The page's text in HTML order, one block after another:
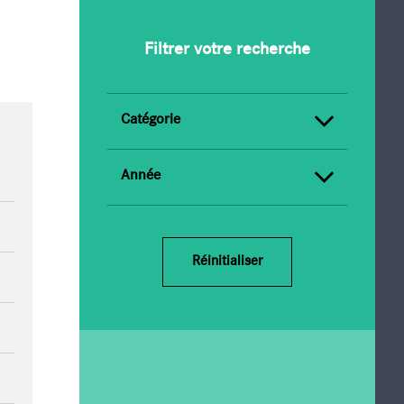
Filtrer votre recherche
Catégorie
Année
Réinitialiser